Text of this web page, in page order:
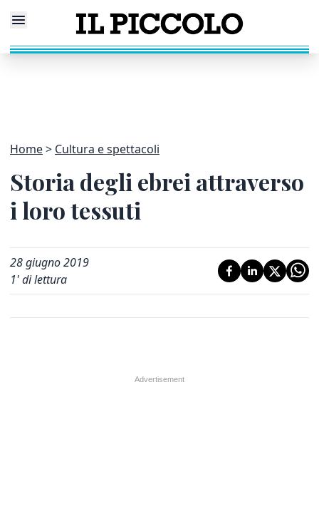
Home Cultura e spettacoli
Storia degli ebrei attraverso
i loro tessuti
28 giugno 2019
1' di lettura